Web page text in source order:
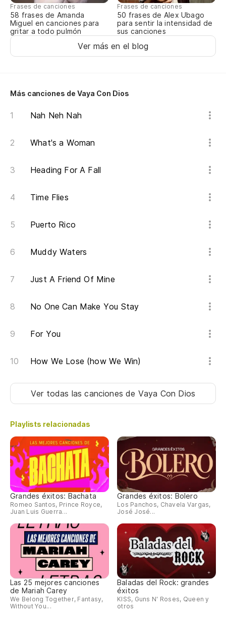
Frases de canciones
58 frases de Amanda
Miguel en canciones para
gritar a todo pulmón
Frases de canciones
50 frases de Alex Ubago
para sentir la intensidad de
sus canciones
Ver más en el blog
Más canciones de Vaya Con Dios
Nah Neh Nah
What's a Woman
Heading For A Fall
Time Flies
Puerto Rico
Muddy Waters
Just A Friend Of Mine
No One Can Make You Stay
For You
How We Lose (how We Win)
Ver todas las cancionesde Vaya Con Dios
Playlists relacionadas
Grandes éxitos: Bachata
Romeo Santos, Prince Royce,
Juan Luis Guerra...
Grandes éxitos: Bolero
Los Panchos, Chavela Vargas,
José José...
Las 25 mejores canciones
de Mariah Carey
We Belong Together, Fantasy,
Without You...
Baladas del Rock: grandes
éxitos
KISS, Guns N' Roses, Queen y
otros